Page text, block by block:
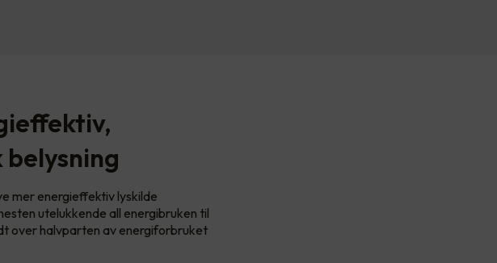
mer energieffektiv lyskilde
utelukkende all energibruken til
over halvparten av energiforbruket